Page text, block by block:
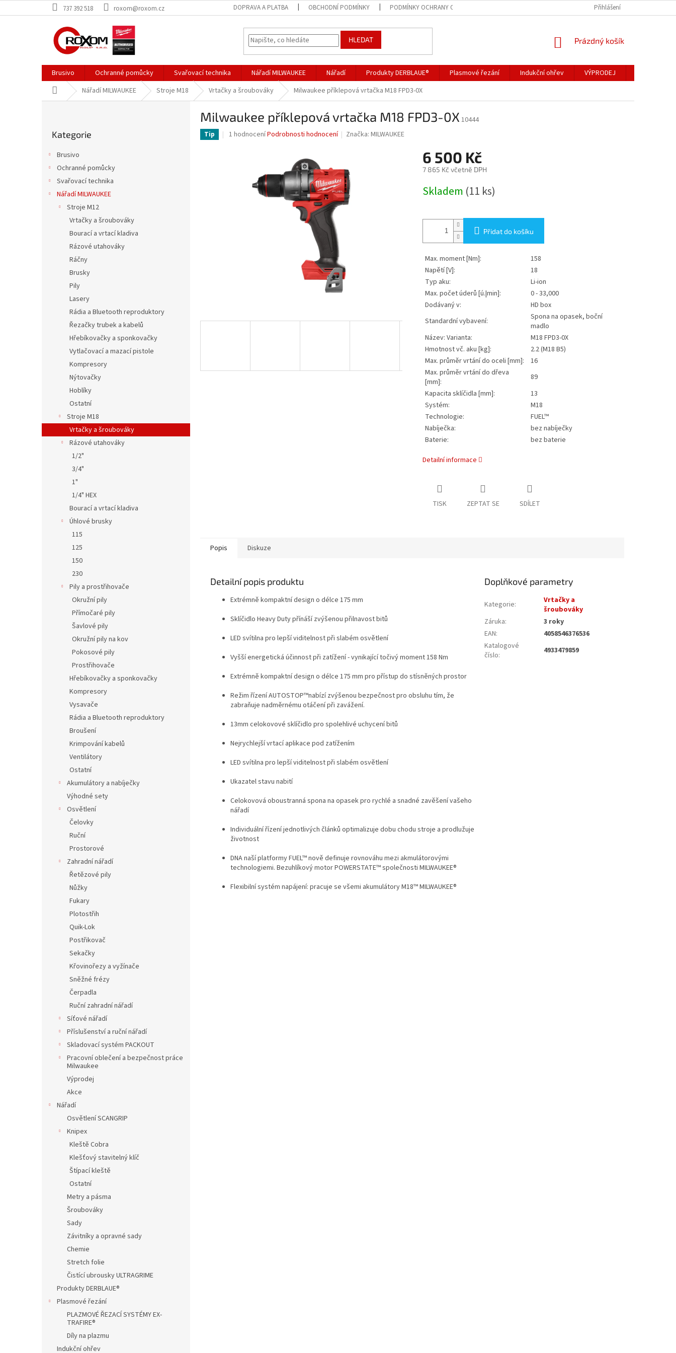
na
737 392 518 roxom@roxom.cz DOPRAVA A PLATBA OBCHODNÍ PODMÍNKY PODMÍNKY OCHRANY OSOBNÍCH ÚDAJŮ Přihlášení
HLEDAT
NÁKUPNÍ
Prázdný košík
Brusivo Ochranné pomůcky Svařovací technika Nářadí MILWAUKEE Nářadí Produkty DERBLAUE® Plasmové řezání Indukční ohřev VÝPRODEJ
Domů Nářadí MILWAUKEE Stroje M18 Vrtačky a šroubováky Milwaukee příklepová vrtačka M18 FPD3-0X
kategorie
Kategorie
Brusivo
Ochranné pomůcky
Svařovací technika
Nářadí MILWAUKEE
Stroje M12
Vrtačky a šroubováky
Bourací a vrtací kladiva
Rázové utahováky
Ráčny
Brusky
Pily
Lasery
Rádia a Bluetooth reproduktory
Řezačky trubek a kabelů
Hřebíkovačky a sponkovačky
Vytlačovací a mazací pistole
Kompresory
Nýtovačky
Hoblíky
Ostatní
Stroje M18
Vrtačky a šroubováky
Rázové utahováky
1/2"
3/4"
1"
1/4" HEX
Bourací a vrtací kladiva
Úhlové brusky
115
125
150
230
Pily a prostřihovače
Okružní pily
Přímočaré pily
Šavlové pily
Okružní pily na kov
Pokosové pily
Prostřihovače
Hřebíkovačky a sponkovačky
Kompresory
Vysavače
Rádia a Bluetooth reproduktory
Broušení
Krimpování kabelů
Ventilátory
Ostatní
Akumulátory a nabíječky
Výhodné sety
Osvětlení
Čelovky
Ruční
Prostorové
Zahradní nářadí
Řetězové pily
Nůžky
Fukary
Plotostřih
Quik-Lok
Postřikovač
Sekačky
Křovinořezy a vyžínače
Sněžné frézy
Čerpadla
Ruční zahradní nářadí
Síťové nářadí
Příslušenství a ruční nářadí
Skladovací systém PACKOUT
Pracovní oblečení a bezpečnost práce
Milwaukee
Výprodej
Akce
Nářadí
Osvětlení SCANGRIP
Knipex
Kleště Cobra
Klešťový stavitelný klíč
Štípací kleště
Ostatní
Metry a pásma
Šroubováky
Sady
Závitníky a opravné sady
Chemie
Stretch folie
Čistící ubrousky ULTRAGRIME
Produkty DERBLAUE®
Plasmové řezání
PLAZMOVÉ ŘEZACÍ SYSTÉMY EX-
TRAFIRE®
Díly na plazmu
Indukční ohřev
Milwaukee příklepová vrtačka M18 FPD3-0X 10444
Tip
Průměrné
1 hodnoceníPodrobnosti hodnocení Značka:MILWAUKEE
6 500 Kč
7 865 Kč včetně DPH
cena:
Skladem (11 ks)
Přidat do košíku
Max. moment [Nm]:
158
Napětí [V]:
18
Typ aku:
Li-ion
Max. počet úderů [ú.|min]:
0 - 33,000
Dodávaný v:
HD box
Standardní vybavení:
Spona na opasek, boční
madlo
Název: Varianta:
M18 FPD3-0X
Hmotnost vč. aku [kg]:
2.2 (M18 B5)
Max. průměr vrtání do oceli [mm]:
16
Max. průměr vrtání do dřeva
[mm]:
89
Kapacita sklíčidla [mm]:
13
Systém:
M18
Technologie:
FUEL™
Nabíječka:
bez nabíječky
Baterie:
bez baterie
Detailní informace
TISK ZEPTAT SE SDÍLET
Popis Diskuze
Detailní popis produktu
Extrémně kompaktní design o délce 175 mm
Sklíčidlo Heavy Duty přínáší zvýšenou přilnavost bitů
LED svítilna pro lepší viditelnost při slabém osvětlení
Vyšší energetická účinnost při zatížení - vynikající točivý moment 158 Nm
Extrémně kompaktní design o délce 175 mm pro přístup do stísněných prostor
Režim řízení AUTOSTOP™nabízí zvýšenou bezpečnost pro obsluhu tím, že
zabraňuje nadměrnému otáčení při zavážení.
13mm celokovové sklíčidlo pro spolehlivé uchycení bitů
Nejrychlejší vrtací aplikace pod zatížením
LED svítilna pro lepší viditelnost při slabém osvětlení
Ukazatel stavu nabití
Celokovová oboustranná spona na opasek pro rychlé a snadné zavěšení vašeho
nářadí
Individuální řízení jednotlivých článků optimalizuje dobu chodu stroje a prodlužuje
životnost
DNA naší platformy FUEL™ nově definuje rovnováhu mezi akmulátorovými
technologiemi. Bezuhlíkový motor POWERSTATE™ společnosti MILWAUKEE®
Flexibilní systém napájení: pracuje se všemi akumulátory M18™ MILWAUKEE®
Doplňkové parametry
Kategorie:
Vrtačky a
šroubováky
Záruka:
3 roky
EAN:
4058546376536
Katalogové
číslo: 4933479859